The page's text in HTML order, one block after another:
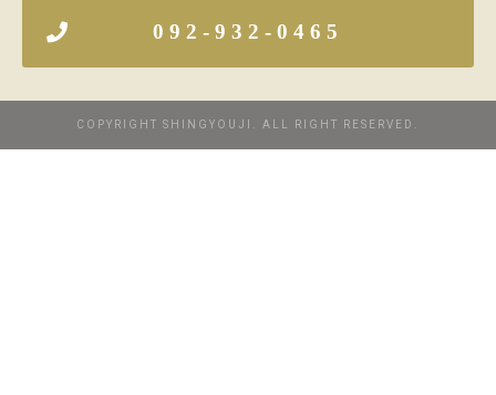
092-932-0465
COPYRIGHT SHINGYOUJI. ALL RIGHT RESERVED.